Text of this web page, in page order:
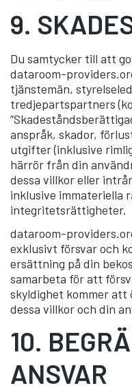
9.
Du samtycker till att
dataroom-
tjänstemän,
tredjepartspartners
anspråk, skador,
utgifter (inklusive
härrör från din
dessa villkor eller
inklusive immateriella
integritetsrättigheter.
dataroom-
exklusivt försvar och
ersättning på din
samarbeta för att
skyldighet kommer att
dessa villkor och din
10.
ANSVAR